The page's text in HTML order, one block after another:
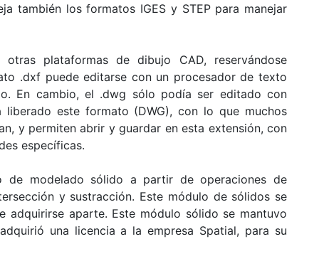
también los formatos IGES y STEP para manejar
plataformas de dibujo CAD, reservándose
.dxf puede editarse con un procesador de texto
En cambio, el .dwg sólo podía ser editado con
este formato (DWG), con lo que muchos
y permiten abrir y guardar en esta extensión, con
específicas.
de modelado sólido a partir de operaciones de
y sustracción. Este módulo de sólidos se
aparte. Este módulo sólido se mantuvo
una licencia a la empresa Spatial, para su